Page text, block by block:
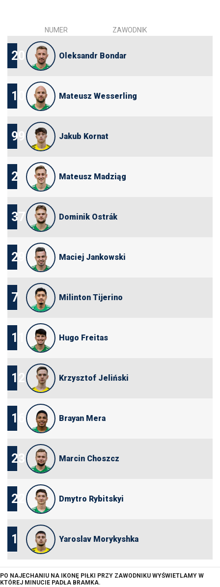
NUMER ZAWODNIK
20 Oleksandr Bondar
10 Mateusz Wesserling
99 Jakub Kornat
2 Mateusz Madziąg
37 Dominik Ostrák
29 Maciej Jankowski
7 Milinton Tijerino
11 Hugo Freitas
12 Krzysztof Jeliński
16 Brayan Mera
23 Marcin Choszcz
22 Dmytro Rybitskyi
1 Yaroslav Morykyshka
PO NAJECHANIU NA IKONĘ PIŁKI PRZY ZAWODNIKU WYŚWIETLAMY W
KTÓREJ MINUCIE PADŁA BRAMKA.